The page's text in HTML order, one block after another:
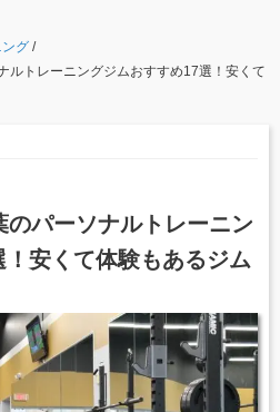
グ /
ルトレーニングジムおすすめ17選！安くて
のパーソナルトレーニン
安くて体験もあるジム